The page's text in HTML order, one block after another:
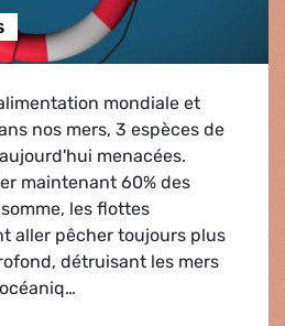
mondiale et
nos mers, 3 espèces de
menacées.
maintenant 60% des
les flottes
aller pêcher toujours plus
détruisant les mers